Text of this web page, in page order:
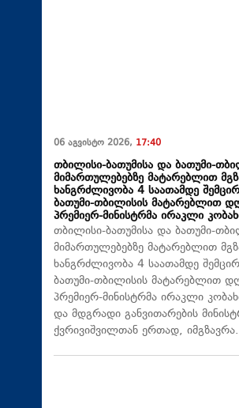
06 აგვისტო 2026, 17:40
თბილისი-ბათუმისა და ბათუმი-
მიმართულებებზე მატარებლით
ხანგრძლივობა 4 საათამდე
ბათუმი-თბილისის მატარებლით
პრემიერ-მინისტრმა ირაკლი
თბილისი-ბათუმისა და ბათუმი-
მიმართულებებზე მატარებლით
ხანგრძლივობა 4 საათამდე
ბათუმი-თბილისის მატარებლით
პრემიერ-მინისტრმა ირაკლი
და მდგრადი განვითარების
ქვრივიშვილთან ერთად, იმგზავრა.